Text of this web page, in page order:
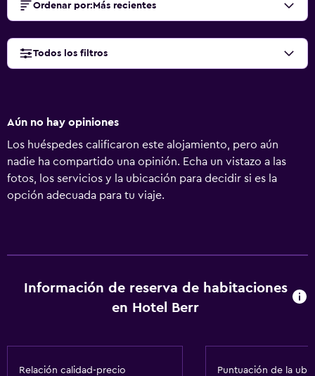
Ordenar por: Más recientes
Todos los filtros
Aún no hay opiniones
Los huéspedes calificaron este alojamiento, pero aún
nadie ha compartido una opinión. Echa un vistazo a las
fotos, los servicios y la ubicación para decidir si es la
opción adecuada para tu viaje.
Información de reserva de habitaciones
en Hotel Berr
Relación calidad-precio Puntuación de la